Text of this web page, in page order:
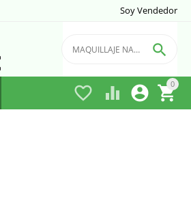
Soy Vendedor
0


 
